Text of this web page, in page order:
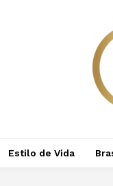
Estilo de Vida